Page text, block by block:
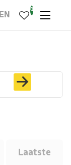
EN
0
Laatste